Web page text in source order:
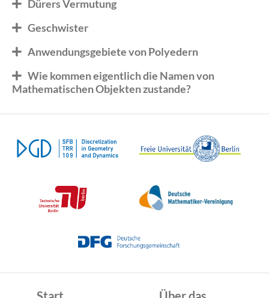
Dürers Vermutung
Geschwister
Anwendungsgebiete von Polyedern
Wie kommen eigentlich die Namen von
Mathematischen Objekten zustande?